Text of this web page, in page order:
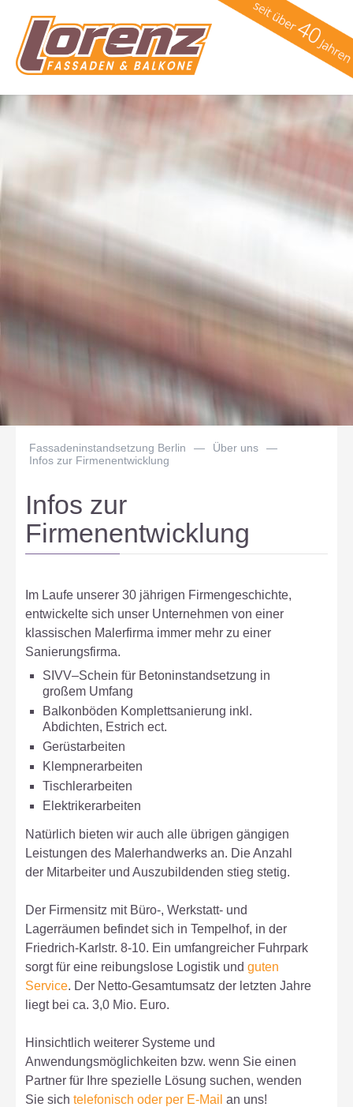
Fassadeninstandsetzung Berlin — Über uns
—
Infos zur Firmenentwicklung
Infos zur
Firmenentwicklung
Im Laufe unserer 30 jährigen Firmengeschichte,
entwickelte sich unser Unternehmen von einer
klassischen Malerfirma immer mehr zu einer
Sanierungsfirma.
SIVV–Schein für Betoninstandsetzung in
großem Umfang
Balkonböden Komplettsanierung inkl.
Abdichten, Estrich ect.
Gerüstarbeiten
Klempnerarbeiten
Tischlerarbeiten
Elektrikerarbeiten
Natürlich bieten wir auch alle übrigen gängigen
Leistungen des Malerhandwerks an. Die Anzahl
der Mitarbeiter und Auszubildenden stieg stetig.
Der Firmensitz mit Büro-, Werkstatt- und
Lagerräumen befindet sich in Tempelhof, in der
Friedrich-Karlstr. 8-10. Ein umfangreicher Fuhrpark
sorgt für eine reibungslose Logistik undguten
Service. Der Netto-Gesamtumsatz der letzten Jahre
liegt bei ca. 3,0 Mio. Euro.
Hinsichtlich weiterer Systeme und
Anwendungsmöglichkeiten bzw. wenn Sie einen
Partner für Ihre spezielle Lösung suchen, wenden
Sie sichtelefonisch oder per E-Mailan uns!